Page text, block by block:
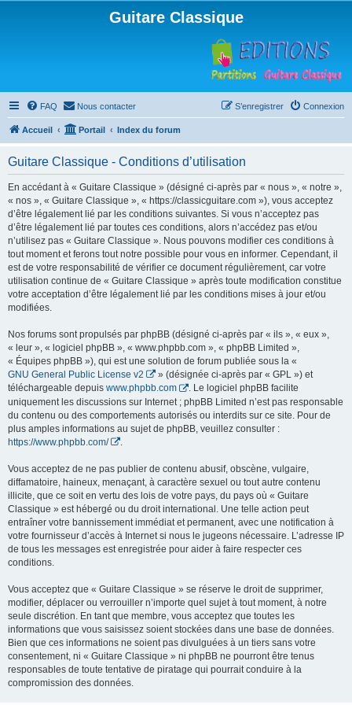
Guitare Classique
FAQ Nous contacter Connexion
S’enregistrer
Accueil Portail Index du forum
Guitare Classique - Conditions d’utilisation
En accédant à « Guitare Classique » (désigné ci-après par « nous », « notre »,
« nos », « Guitare Classique », « https://classicguitare.com »), vous acceptez
d’être légalement lié par les conditions suivantes. Si vous n’acceptez pas
d’être légalement lié par toutes ces conditions, alors n’accédez pas et/ou
n’utilisez pas « Guitare Classique ». Nous pouvons modifier ces conditions à
tout moment et ferons tout notre possible pour vous en informer. Cependant, il
est de votre responsabilité de vérifier ce document régulièrement, car votre
utilisation continue de « Guitare Classique » après toute modification constitue
votre acceptation d’être légalement lié par les conditions mises à jour et/ou
modifiées.
Nos forums sont propulsés par phpBB (désigné ci-après par « ils », « eux »,
« leur », « logiciel phpBB », « www.phpbb.com », « phpBB Limited »,
« Équipes phpBB »), qui est une solution de forum publiée sous la «
GNU General Public License v2
» (désignée ci-après par « GPL ») et
téléchargeable depuis www.phpbb.com
. Le logiciel phpBB facilite
uniquement les discussions sur Internet ; phpBB Limited n’est pas responsable
du contenu ou des comportements autorisés ou interdits sur ce site. Pour de
plus amples informations au sujet de phpBB, veuillez consulter :
https://www.phpbb.com/
Vous acceptez de ne pas publier de contenu abusif, obscène, vulgaire,
diffamatoire, haineux, menaçant, à caractère sexuel ou tout autre contenu
illicite, que ce soit en vertu des lois de votre pays, du pays où « Guitare
Classique » est hébergé ou du droit international. Une telle action peut
entraîner votre bannissement immédiat et permanent, avec une notification à
votre fournisseur d’accès à Internet si nous le jugeons nécessaire. L’adresse IP
de tous les messages est enregistrée pour aider à faire respecter ces
conditions.
Vous acceptez que « Guitare Classique » se réserve le droit de supprimer,
modifier, déplacer ou verrouiller n’importe quel sujet à tout moment, à notre
seule discrétion. En tant que membre, vous acceptez que toutes les
informations que vous saisissez soient stockées dans une base de données.
Bien que ces informations ne soient pas divulguées à un tiers sans votre
consentement, ni « Guitare Classique » ni phpBB ne pourront être tenus
responsables de toute tentative de piratage qui pourrait conduire à la
compromission des données.